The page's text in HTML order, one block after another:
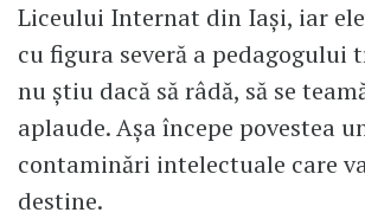
Liceului Internat din Iași, iar
cu figura severă a pedagogului
nu știu dacă să râdă, să se
aplaude. Așa începe povestea
contaminări intelectuale care
destine.